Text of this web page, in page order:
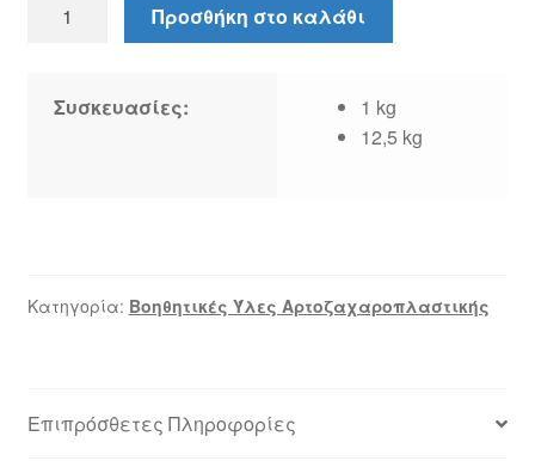
ξανθιά
Προσθήκη στο καλάθι
Συσκευασίες:
1 kg
12,5 kg
Κατηγορία: Βοηθητικές Ύλες Αρτοζαχαροπλαστικής
Επιπρόσθετες Πληροφορίες